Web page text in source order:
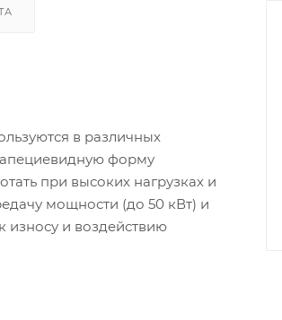
в различных
форму
при высоких нагрузках и
мощности (до 50 кВт) и
износу и воздействию